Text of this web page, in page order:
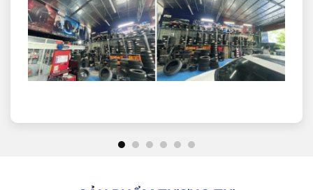
kế lốp
tỏa tròn
Kích
thước
mâm xe
13 inch
Loại lốp
Lốp không săm